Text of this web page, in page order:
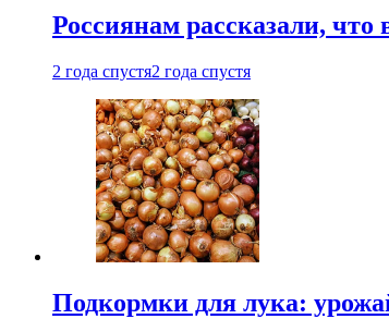
Россиянам рассказали, что
2 года спустя2 года спустя
Подкормки для лука: